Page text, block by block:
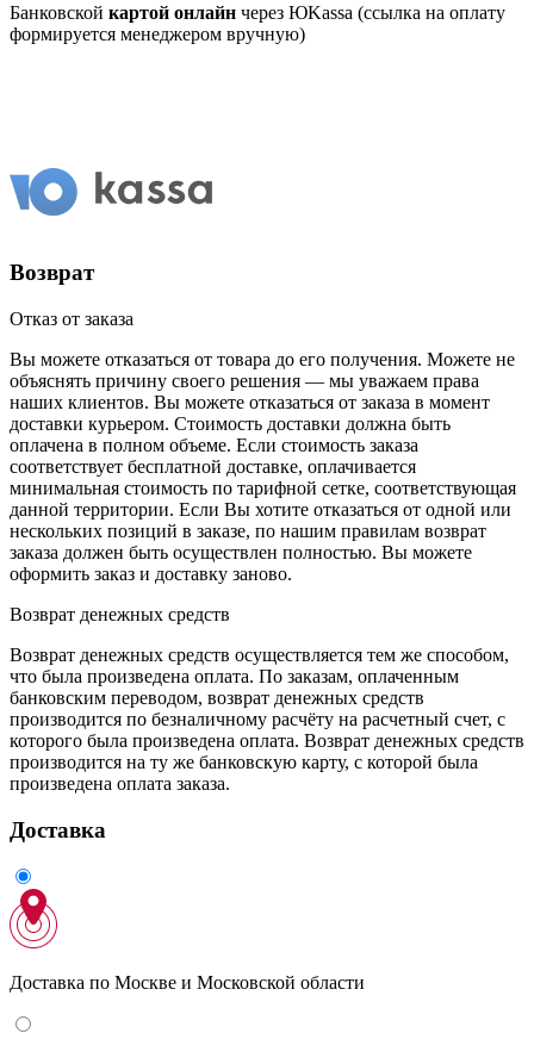
Банковской картой онлайн через ЮKassa (ссылка на оплату
формируется менеджером вручную)
Возврат
Отказ от заказа
Вы можете отказаться от товара до его получения. Можете не
объяснять причину своего решения — мы уважаем права
наших клиентов. Вы можете отказаться от заказа в момент
доставки курьером. Стоимость доставки должна быть
оплачена в полном объеме. Если стоимость заказа
соответствует бесплатной доставке, оплачивается
минимальная стоимость по тарифной сетке, соответствующая
данной территории. Если Вы хотите отказаться от одной или
нескольких позиций в заказе, по нашим правилам возврат
заказа должен быть осуществлен полностью. Вы можете
оформить заказ и доставку заново.
Возврат денежных средств
Возврат денежных средств осуществляется тем же способом,
что была произведена оплата. По заказам, оплаченным
банковским переводом, возврат денежных средств
производится по безналичному расчёту на расчетный счет, с
которого была произведена оплата. Возврат денежных средств
производится на ту же банковскую карту, с которой была
произведена оплата заказа.
Доставка
Доставка по Москве и Московской области